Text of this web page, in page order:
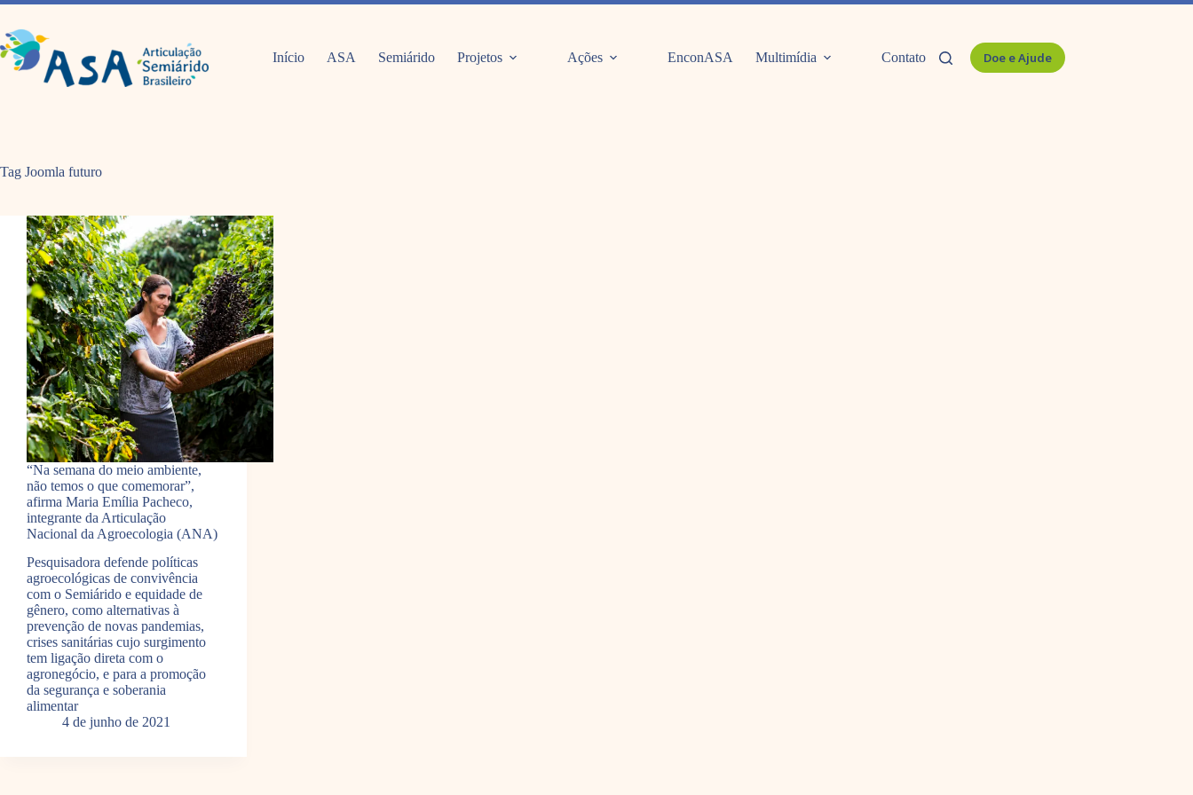
Pular
o
conteúdo
Início ASA Semiárido Projetos Ações EnconASA Multimídia Contato Doe e Ajude
Tag Joomla futuro
“Na semana do meio ambiente,
não temos o que comemorar”,
afirma Maria Emília Pacheco,
integrante da Articulação
Nacional da Agroecologia (ANA)
Pesquisadora defende políticas
agroecológicas de convivência
com o Semiárido e equidade de
gênero, como alternativas à
prevenção de novas pandemias,
crises sanitárias cujo surgimento
tem ligação direta com o
agronegócio, e para a promoção
da segurança e soberania
alimentar
4 de junho de 2021